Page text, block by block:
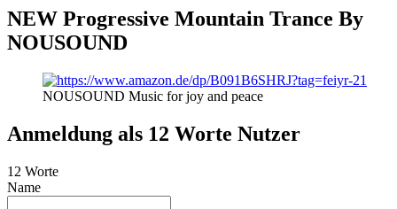
NEW Progressive Mountain Trance By
NOUSOUND
NOUSOUND Music for joy and peace
Anmeldung als 12 Worte Nutzer
12 Worte
Name